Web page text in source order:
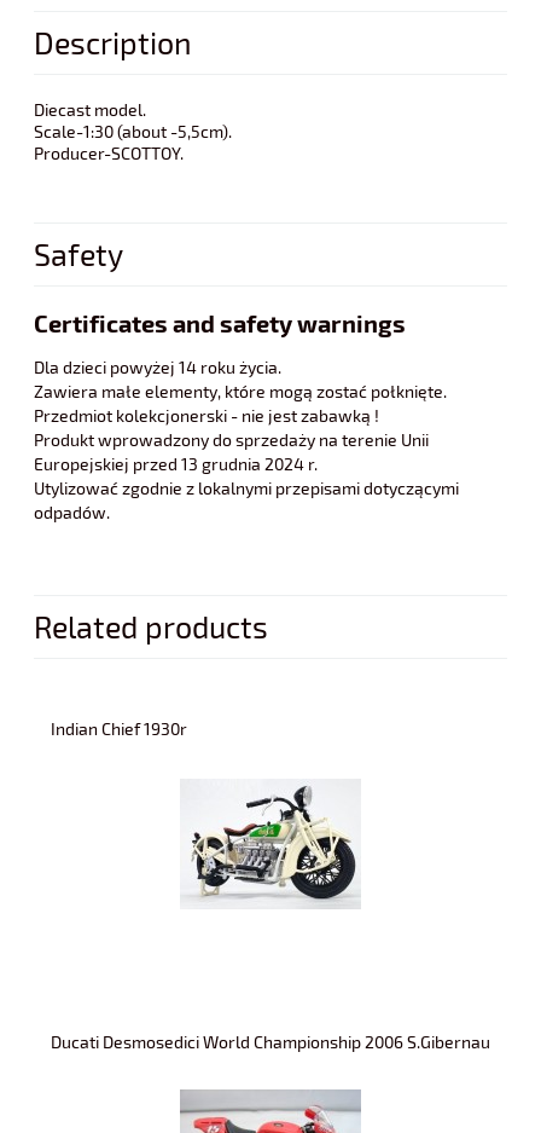
Description
Diecast model.
Scale-1:30 (about -5,5cm).
Producer-SCOTTOY.
Safety
Certificates and safety warnings
Dla dzieci powyżej 14 roku życia.
Zawiera małe elementy, które mogą zostać połknięte.
Przedmiot kolekcjonerski - nie jest zabawką !
Produkt wprowadzony do sprzedaży na terenie Unii
Europejskiej przed 13 grudnia 2024 r.
Utylizować zgodnie z lokalnymi przepisami dotyczącymi
odpadów.
Related products
Indian Chief 1930r
Ducati Desmosedici World Championship 2006 S.Gibernau